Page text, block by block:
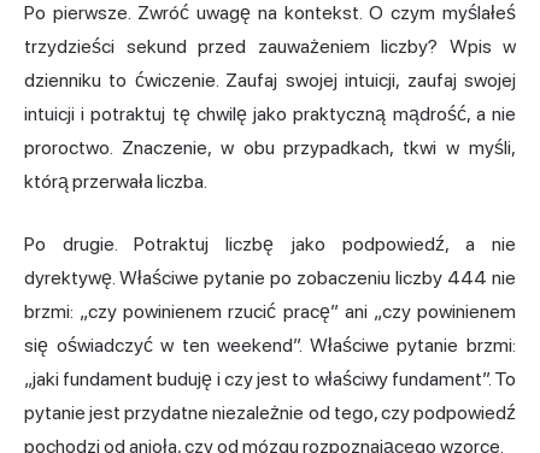
Po pierwsze. Zwróć uwagę na kontekst. O czym myślałeś
trzydzieści sekund przed zauważeniem liczby? Wpis w
dzienniku to ćwiczenie. Zaufaj swojej intuicji, zaufaj swojej
intuicji i potraktuj tę chwilę jako praktyczną mądrość, a nie
proroctwo. Znaczenie, w obu przypadkach, tkwi w myśli,
którą przerwała liczba.
Po drugie. Potraktuj liczbę jako podpowiedź, a nie
dyrektywę. Właściwe pytanie po zobaczeniu liczby 444 nie
brzmi: „czy powinienem rzucić pracę” ani „czy powinienem
się oświadczyć w ten weekend”. Właściwe pytanie brzmi:
„jaki fundament buduję i czy jest to właściwy fundament”. To
pytanie jest przydatne niezależnie od tego, czy podpowiedź
pochodzi od anioła, czy od mózgu rozpoznającego wzorce.